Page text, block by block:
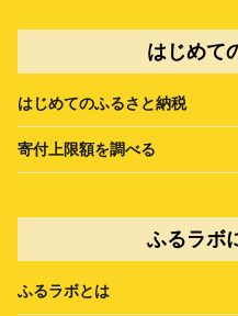
はじめて
はじめてのふるさと納税
寄付上限額を調べる
ふるラボ
ふるラボとは